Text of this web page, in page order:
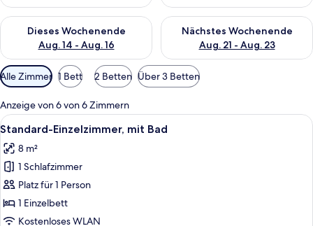
Dieses Wochenende
Aug. 14 - Aug. 16
Überprüfe die Verfügbarkeit für dieses Wochenende, Aug. 14
Nächstes Wochenende
Aug. 21 - Aug. 23
Überprüfe die Verfügbarkeit
Verfügbare
Filter
für
Zimmer
Alle Zimmer 1 Bett 2 Betten Über 3 Betten
Anzeige von 6 von 6 Zimmern
Alle
Fotos
für
Standard-
Einzelzimmer,
mit
Bad
Ein Hotelzimmer mit Bett,
13
Standard-Einzelzimmer, mit Bad
8 m²
1 Schlafzimmer
Platz für 1 Person
1 Einzelbett
Kostenloses WLAN